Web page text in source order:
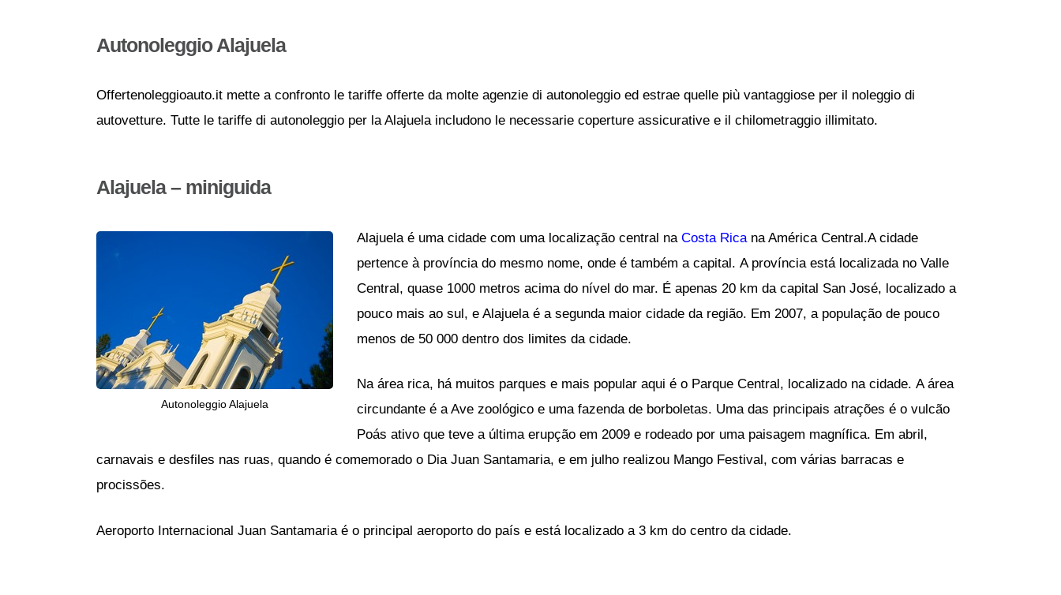
Autonoleggio Alajuela
Offertenoleggioauto.it mette a confronto le tariffe offerte da molte agenzie di autonoleggio ed estrae quelle più vantaggiose per il noleggio di
autovetture. Tutte le tariffe di autonoleggio per la Alajuela includono le necessarie coperture assicurative e il chilometraggio illimitato.
Alajuela – miniguida
Autonoleggio Alajuela
Alajuela é uma cidade com uma localização central na Costa Ricana América Central.A cidade
pertence à província do mesmo nome, onde é também a capital. A província está localizada no Valle
Central, quase 1000 metros acima do nível do mar. É apenas 20 km da capital San José, localizado a
pouco mais ao sul, e Alajuela é a segunda maior cidade da região. Em 2007, a população de pouco
menos de 50 000 dentro dos limites da cidade.
Na área rica, há muitos parques e mais popular aqui é o Parque Central, localizado na cidade. A área
circundante é a Ave zoológico e uma fazenda de borboletas. Uma das principais atrações é o vulcão
Poás ativo que teve a última erupção em 2009 e rodeado por uma paisagem magnífica. Em abril,
carnavais e desfiles nas ruas, quando é comemorado o Dia Juan Santamaria, e em julho realizou Mango Festival, com várias barracas e
procissões.
Aeroporto Internacional Juan Santamaria é o principal aeroporto do país e está localizado a 3 km do centro da cidade.